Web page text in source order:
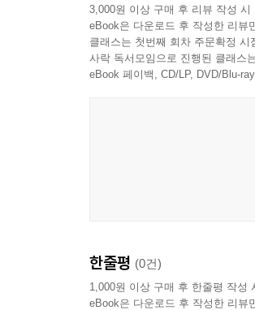
3,000원 이상 구매 후 리뷰 작성 시
eBook은 다운로드 후 작성한 리뷰
클래스는 첫번째 회차 주문확정
사락 독서모임으로 진행된 클래스
eBook 페이백, CD/LP, DVD/Blu-
한줄평 (0건)
1,000원 이상 구매 후 한줄평 작성
eBook은 다운로드 후 작성한 리뷰